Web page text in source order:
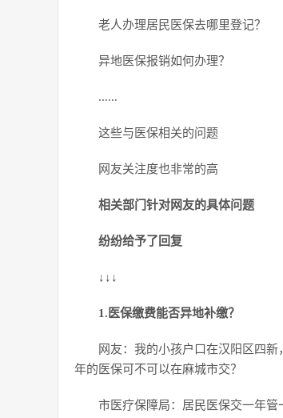
老人办理居民医保去哪里登记？
异地医保报销如何办理？
......
这些与医保相关的问题
网友关注度也非常的高
相关部门针对网友的具体问题
纷纷给予了回复
↓↓↓
1.医保缴费能否异地补缴？
网友：我的小孩户口在汉阳区四
年的医保可不可以在麻城市交？
市医疗保障局：居民医保交一年管